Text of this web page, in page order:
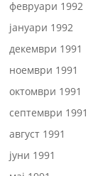
февруари 1992
јануари 1992
декември 1991
ноември 1991
октомври 1991
септември 1991
август 1991
јуни 1991